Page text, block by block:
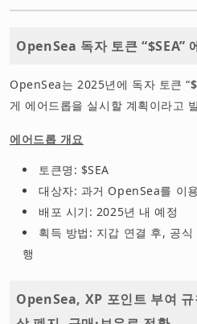
OpenSea 독자 토큰 “$SEA”
OpenSea는 2025년에 독자 토큰 “
게 에어드롭을 실시할 계획이라고
에어드롭 개요
토큰명: $SEA
대상자: 과거 OpenSea를 이
배포 시기: 2025년 내 예정
획득 방법: 지갑 연결 후, 공식
행
OpenSea, XP 포인트 부여